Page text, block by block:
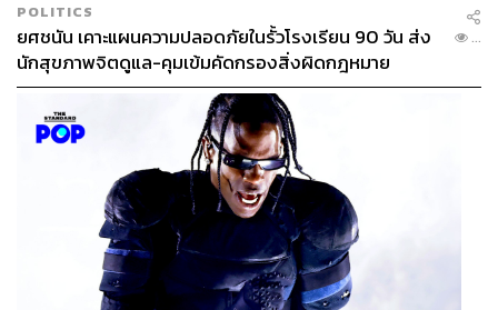
POLITICS
ยศชนัน เคาะแผนความปลอดภัยในรั้วโรงเรียน 90 วัน ส่ง
นักสุขภาพจิตดูแล-คุมเข้มคัดกรองสิ่งผิดกฎหมาย
...